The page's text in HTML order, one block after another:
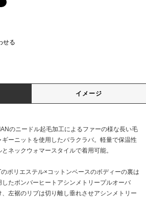
せる
イメージ
のニードル起毛加工によるファーの様な長い毛
ーニットを使用したバラクラバ。軽量で保温性
ネックウォマースタイルで着用可能。
のポリエステル×コットンベースのボディーの裏は
たボンバーヒートアシンメトリープルオーバ
左裾のリブは切り離し垂れさせアシンメトリー